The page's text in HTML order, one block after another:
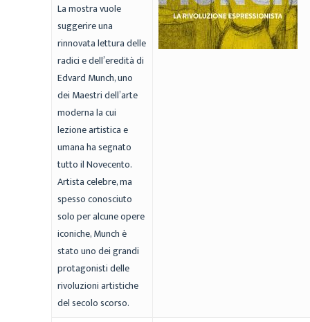
La mostra vuole
suggerire una
rinnovata lettura delle
radici e dell’eredità di
Edvard Munch, uno
dei Maestri dell’arte
moderna la cui
lezione artistica e
umana ha segnato
tutto il Novecento.
Artista celebre, ma
spesso conosciuto
solo per alcune opere
iconiche, Munch è
stato uno dei grandi
protagonisti delle
rivoluzioni artistiche
del secolo scorso.